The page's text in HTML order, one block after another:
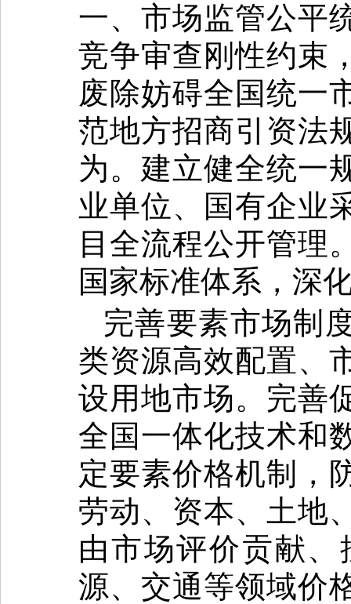
一、市场监管公平
竞争审查刚性约束
废除妨碍全国统一
范地方招商引资法
为。建立健全统一
业单位、国有企业
目全流程公开管理
国家标准体系，深
完善要素市场制
类资源高效配置、
设用地市场。完善
全国一体化技术和
定要素价格机制，
劳动、资本、土地
由市场评价贡献
源、交通等领域价